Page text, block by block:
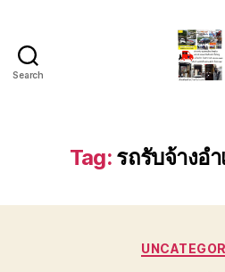
Search
สไ
ใน
หัว
ชั่ว
Tag: รถรับจ้างอ